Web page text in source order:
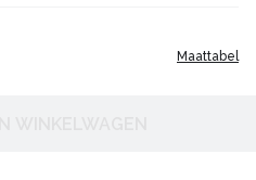
Maattabel